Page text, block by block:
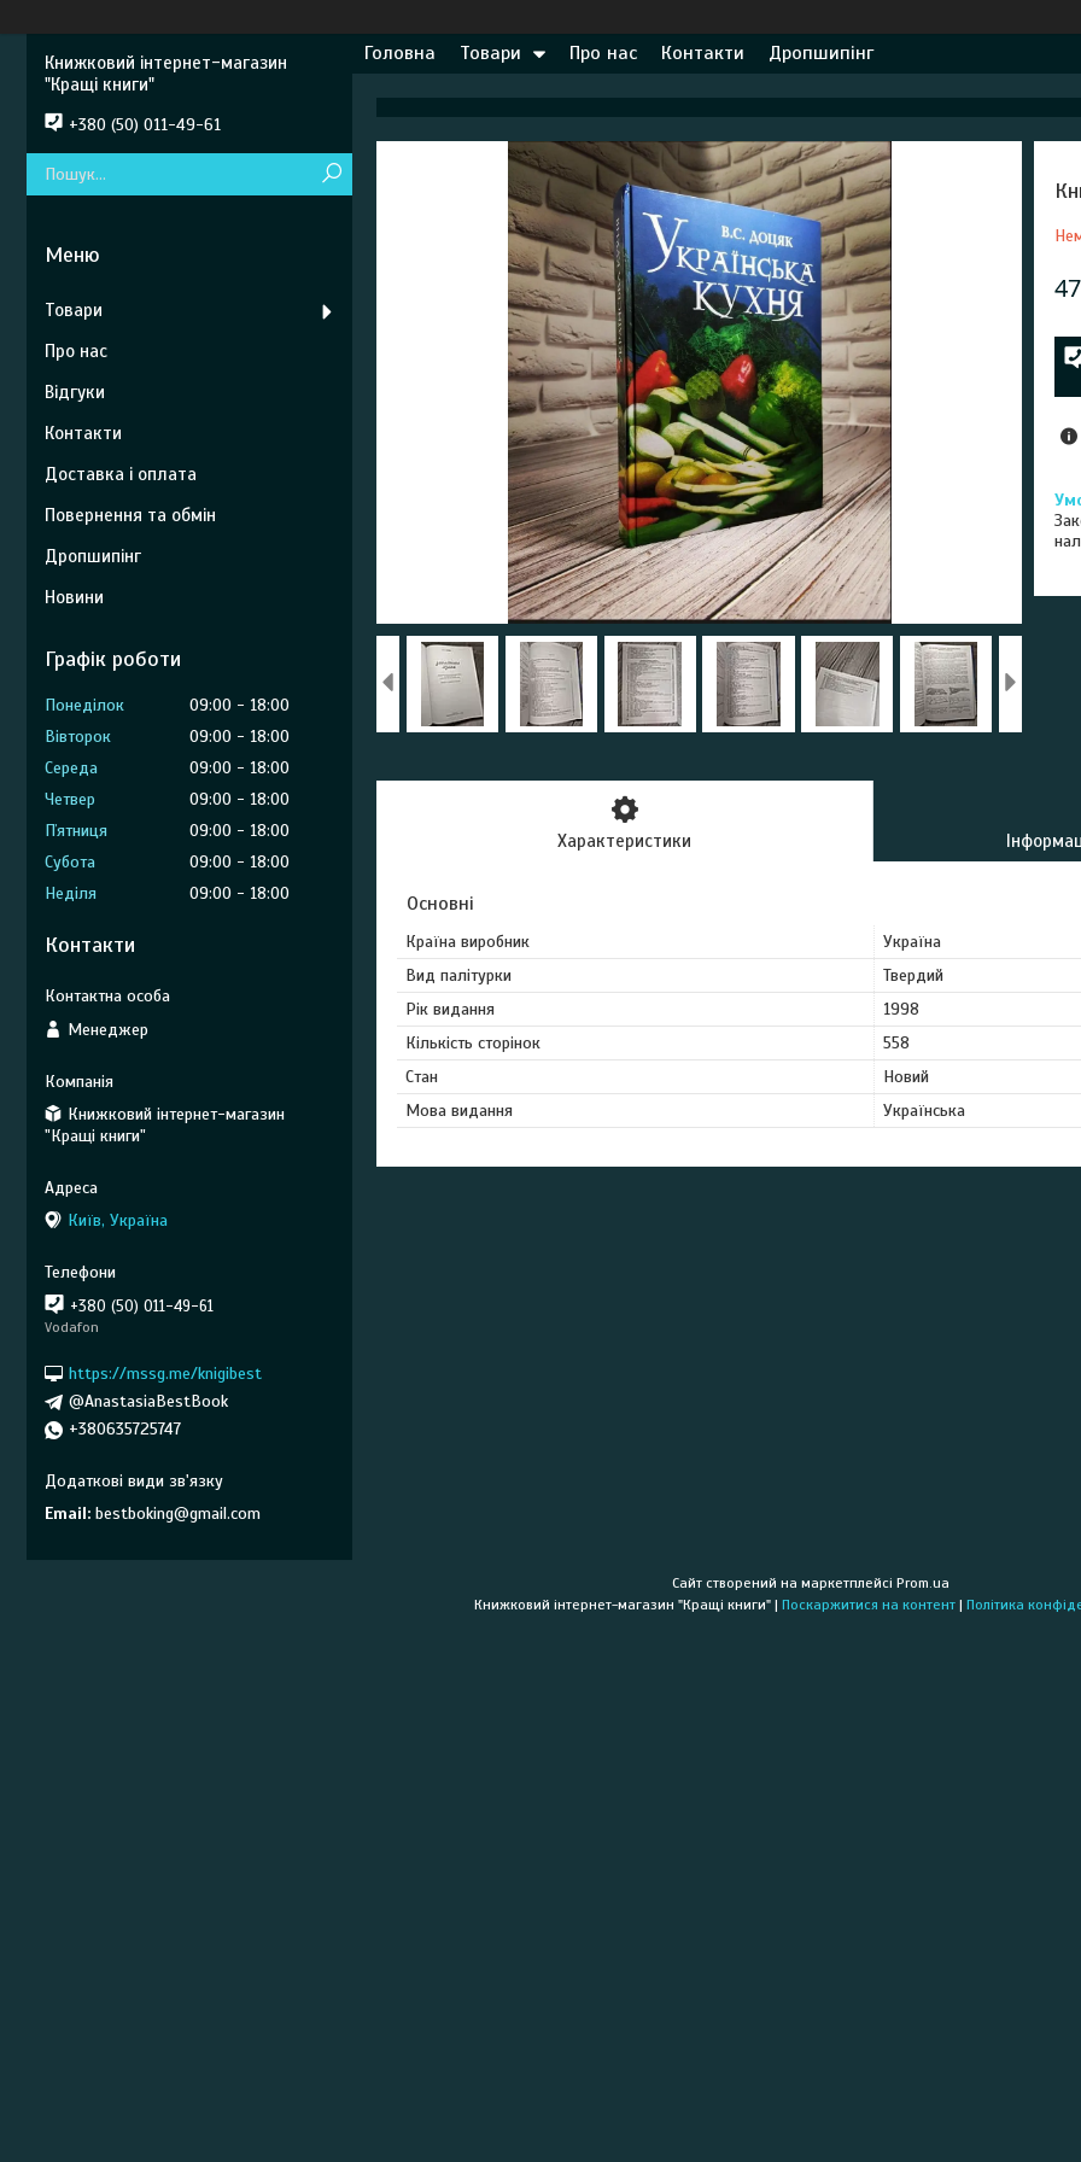
Головна Товари Про нас Контакти Дропшипінг
Характеристики
Основні
Країна виробник
Україна
Вид палітурки
Твердий
Рік видання
1998
Кількість сторінок
558
Стан
Новий
Мова видання
Українська
Книжковий інтернет-магазин
"Кращі книги"
+380 (50) 011-49-61
Товари
Про нас
Відгуки
Контакти
Доставка і оплата
Повернення та обмін
Дропшипінг
Новини
Графік роботи
Понеділок 09:00
18:00
Вівторок
09:00
18:00
Середа
09:00
18:00
Четвер
09:00
18:00
Пʼятниця
09:00
18:00
Субота
09:00
18:00
Неділя
09:00 18:00
Контакти
Менеджер
Книжковий інтернет-магазин
"Кращі книги"
Київ, Україна
+380 (50) 011-49-61
Vodafon
https://mssg.me/knigibest
@AnastasiaBestBook
+380635725747
Email bestboking@gmail.com
Сайт створений на маркетплейсі Prom.ua
Книжковий інтернет-магазин "Кращі книги" | Поскаржитися на контент | Політика